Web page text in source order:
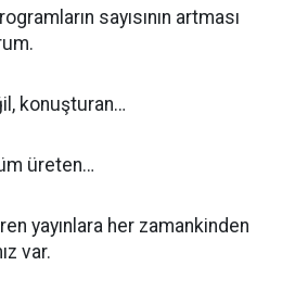
sayısının artması
konuşturan…
üreten…
yayınlara her zamankinden
var.